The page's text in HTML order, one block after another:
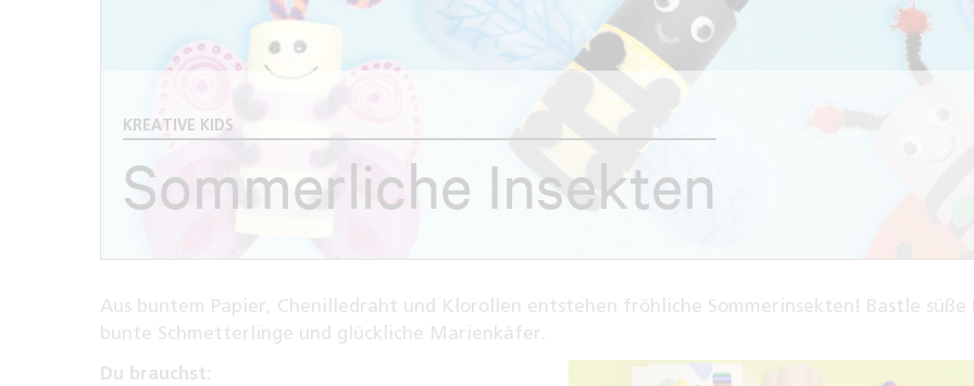
KREATIVE KIDS
Sommerliche Insekten
Aus buntem Papier, Chenilledraht und Klorollen entstehen fröhliche Sommerinsekten! Bastle süße
bunte Schmetterlinge und glückliche Marienkäfer.
Du brauchst: